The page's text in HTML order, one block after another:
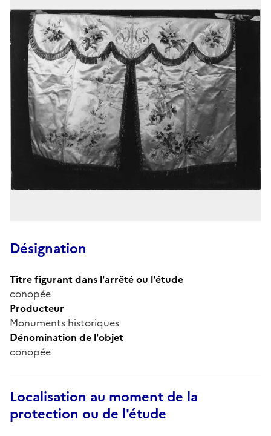
Désignation
Titre figurant dans l'arrêté ou l'étude
conopée
Producteur
Monuments historiques
Dénomination de l'objet
conopée
Localisation au moment de la
protection ou de l'étude